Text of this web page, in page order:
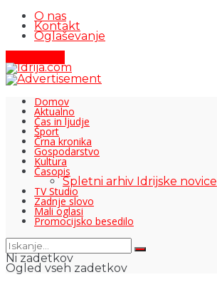
O nas
Kontakt
Oglaševanje
Domov
Aktualno
Čas in ljudje
Šport
Črna kronika
Gospodarstvo
Kultura
Časopis
Spletni arhiv Idrijske novice
TV Studio
Zadnje slovo
Mali oglasi
Promocijsko besedilo
Ni zadetkov
Ogled vseh zadetkov